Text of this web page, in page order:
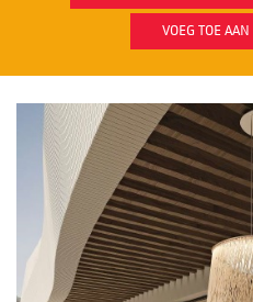
VOEG TOE